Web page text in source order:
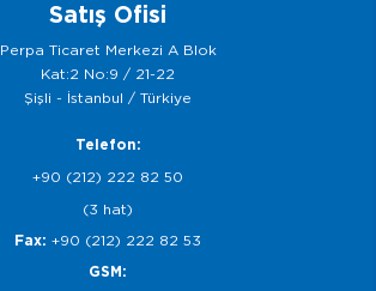
Satış Ofisi
Perpa Ticaret Merkezi A Blok
Kat:2 No:9 / 21-22
Şişli - İstanbul / Türkiye
Telefon:
+90 (212) 222 82 50
(3 hat)
Fax: +90 (212) 222 82 53
GSM: